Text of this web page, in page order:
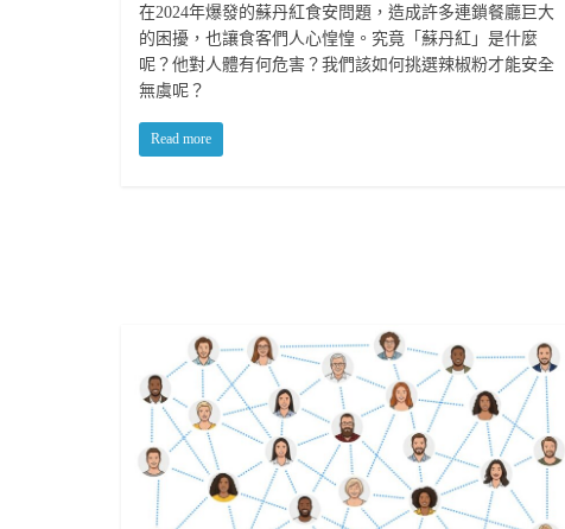
在2024年爆發的蘇丹紅食安問題，造成許多連鎖餐廳巨大
的困擾，也讓食客們人心惶惶。究竟「蘇丹紅」是什麼
呢？他對人體有何危害？我們該如何挑選辣椒粉才能安全
無虞呢？
Read more